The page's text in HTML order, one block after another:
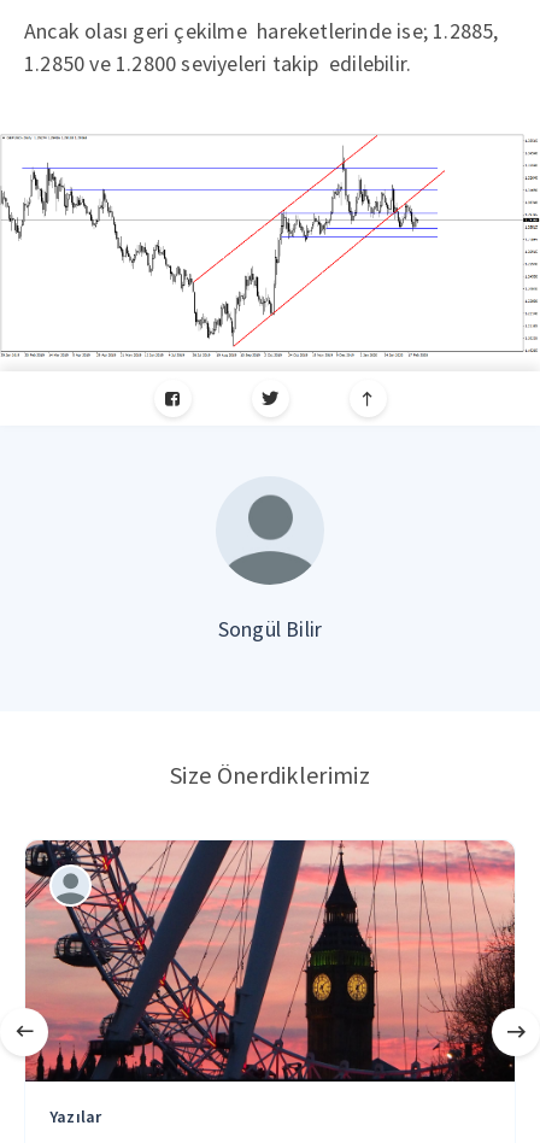
Ancak olası geri çekilme hareketlerinde ise; 1.2885,
1.2850 ve 1.2800 seviyeleri takip edilebilir.
Songül Bilir
Size Önerdiklerimiz
Yazılar